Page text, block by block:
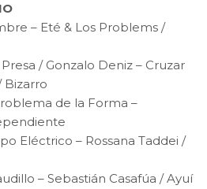
– Eté & Los Problems /
/ Gonzalo Deniz – Cruzar
Bizarro
de la Forma –
Eléctrico – Rossana Taddei /
– Sebastián Casafúa / Ayuí